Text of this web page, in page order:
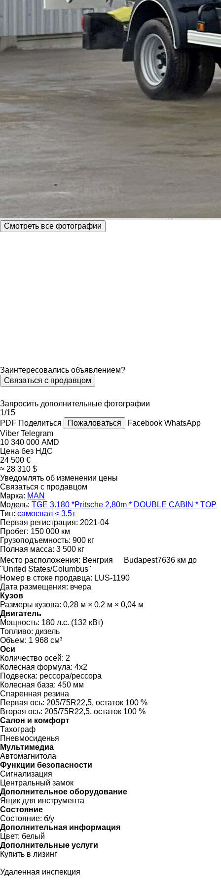
Смотреть все фотографии
Заинтересовались объявлением?
Связаться с продавцом
Запросить дополнительные фотографии
1/15
PDF Поделиться Пожаловаться Facebook WhatsApp
Viber Telegram
10 340 000 AMD
Цена без НДС
24 500 €
≈ 28 310 $
Уведомлять об изменении цены
Связаться с продавцом
Марка: MAN
Модель: TGE 3.180 *Pritsche 2,80m * DOUBLE CABIN * TOP
Тип: самосвал < 3.5т
Первая регистрация: 2021-04
Пробег: 150 000 км
Грузоподъемность: 900 кг
Полная масса: 3 500 кг
Место расположения: Венгрия Budapest7636 км до
"United States/Columbus"
Номер в стоке продавца: LUS-1190
Дата размещения: вчера
Кузов
Размеры кузова: 0,28 м × 0,2 м × 0,04 м
Двигатель
Мощность: 180 л.с. (132 кВт)
Топливо: дизель
Объем: 1 968 см³
Оси
Количество осей: 2
Колесная формула: 4x2
Подвеска: рессора/рессора
Колесная база: 450 мм
Спаренная резина
Первая ось: 205/75R22,5, остаток 100 %
Вторая ось: 205/75R22,5, остаток 100 %
Салон и комфорт
Тахограф
Пневмосиденья
Мультимедиа
Автомагнитола
Функции безопасности
Сигнализация
Центральный замок
Дополнительное оборудование
Ящик для инструмента
Состояние
Состояние: б/у
Дополнительная информация
Цвет: белый
Дополнительные услуги
Купить в лизинг
Удаленная инспекция